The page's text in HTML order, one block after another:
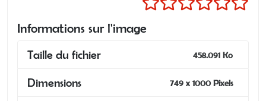
Informations sur l'image
Taille du fichier 458.091 Ko
Dimensions 749 x 1000 Pixels